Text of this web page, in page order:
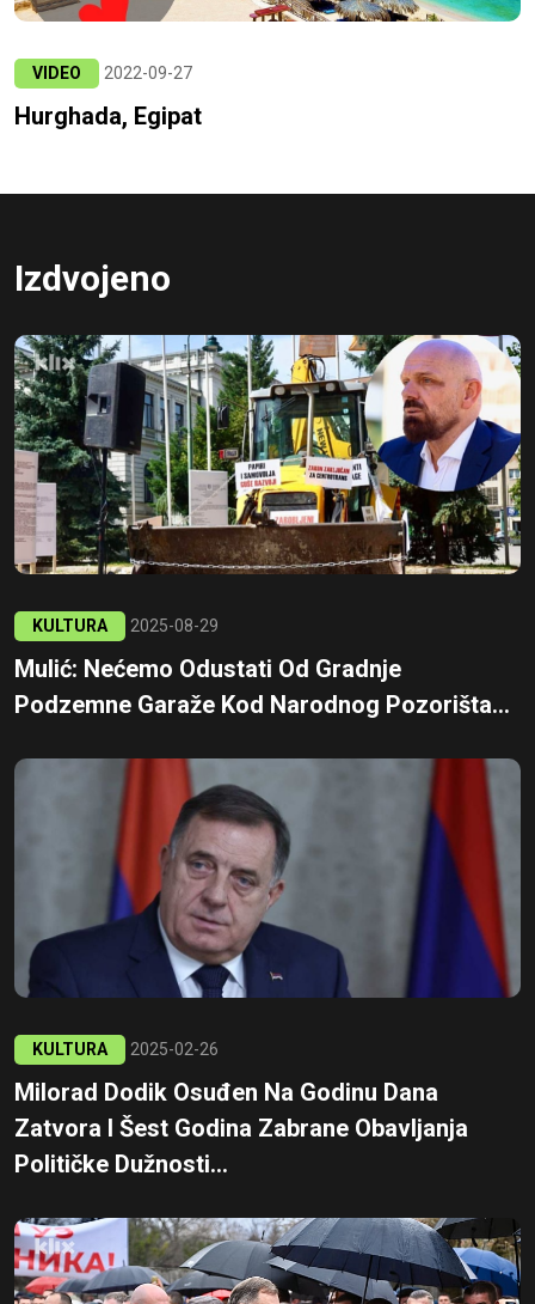
VIDEO 2022-09-27
Hurghada, Egipat
Izdvojeno
KULTURA 2025-08-29
Mulić: Nećemo Odustati Od Gradnje
Podzemne Garaže Kod Narodnog Pozorišta...
KULTURA 2025-02-26
Milorad Dodik Osuđen Na Godinu Dana
Zatvora I Šest Godina Zabrane Obavljanja
Političke Dužnosti...